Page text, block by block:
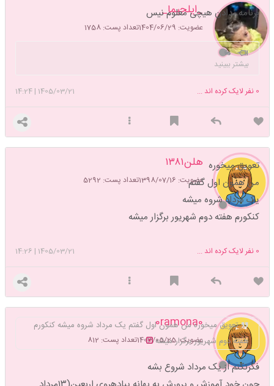
_ایلجیما_
عضویت: 1404/06/29 تعداد پست: 1758
برنامه ندادن هیچی معلوم نیس
🐇
بیشتر ببینید
1405/03/21
|
14:24 0 نفر لایک کرده اند ...
هلن۱۳۸۱
عضویت: 1398/07/16 تعداد پست: 5292
تعویق میخوره
من همون اول گفتم
یک مرداد شروه میشه
کنکورم هفته دوم شهریور برگزار میشه
1405/03/21
|
14:26 0 نفر لایک کرده اند ...
0ramona0
عضویت: 1403/05/25 تعداد پست: 812
تعویق میخوره من همون اول گفتم یک مرداد شروه میشه کنکورم
هفته دوم شهریور برگزار میشه
فکرنکنم از یک مرداد شروع بشه